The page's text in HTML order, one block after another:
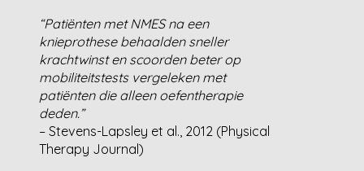
“Patiënten met NMES na een
knieprothese behaalden sneller
krachtwinst en scoorden beter op
mobiliteitstests vergeleken met
patiënten die alleen oefentherapie
deden.”
– Stevens-Lapsley et al., 2012 (Physical
Therapy Journal)